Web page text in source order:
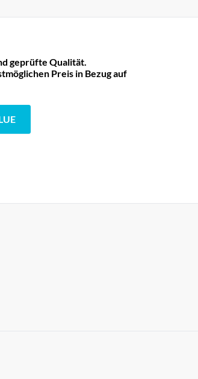
geprüfte Qualität.
Preis in Bezug auf